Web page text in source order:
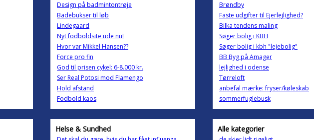
Design på badmintontrøje
Badebukser til løb
Lindegaard
Nyt fodboldsite ude nu!
Hvor var Mikkel Hansen??
Force pro fin
God til prisen cykel: 6-8.000 kr.
Ser Real Potosi mod Flamengo
Hold afstand
Fodbold kaos
Brøndby
Faste udgifter til Ejerlejlighed?
Bilka tendens maling
Søger bolig i KBH
Søger bolig i kbh "lejebolig"
BB Byg på Amager
lejlighed i odense
Tørreloft
anbefal mærke: fryser/køleskab
sommerfuglebusk
Helse & Sundhed Alle kategorier